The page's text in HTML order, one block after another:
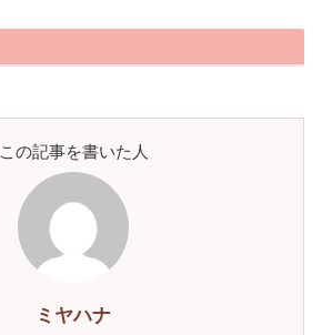
この記事を書いた人
ミヤハナ